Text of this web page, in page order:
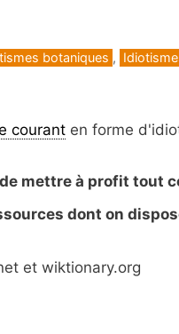
botaniques ,
courant en forme
mettre à profit tout
dont on
et wiktionary.org